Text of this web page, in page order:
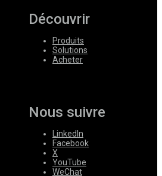
Découvrir
Produits
Solutions
Acheter
Nous suivre
LinkedIn
Facebook
X
YouTube
WeChat